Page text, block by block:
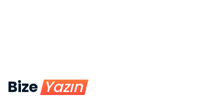
BizeYazın